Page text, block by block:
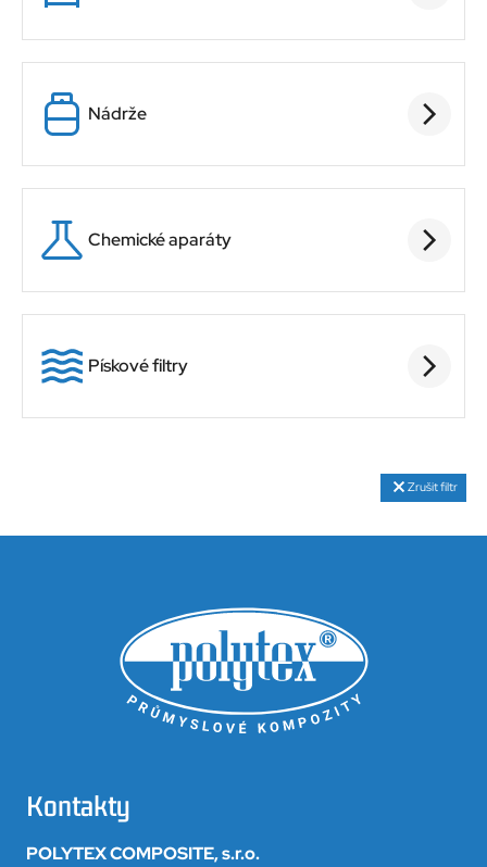
Nádrže
Chemické aparáty
Pískové filtry
Zrušit filtr
Kontakty
POLYTEX COMPOSITE, s.r.o.